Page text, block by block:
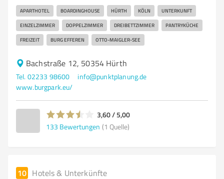
APARTHOTEL BOARDINGHOUSE HÜRTH KÖLN UNTERKUNFT
EINZELZIMMER DOPPELZIMMER DREIBETTZIMMER PANTRYKÜCHE
FREIZEIT BURG EFFEREN OTTO-MAIGLER-SEE
Bachstraße 12, 50354 Hürth
Tel. 02233 98600
info@punktplanung.de
www.burgpark.eu/
3,60 / 5,00
133 Bewertungen (1 Quelle)
10 Hotels & Unterkünfte